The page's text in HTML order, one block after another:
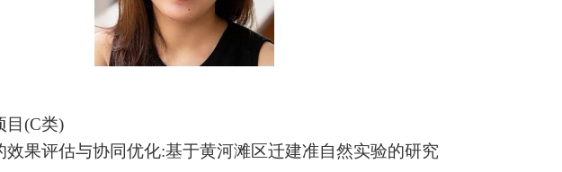
目(C类)
效果评估与协同优化:基于黄河滩区迁建准自然实验的研究